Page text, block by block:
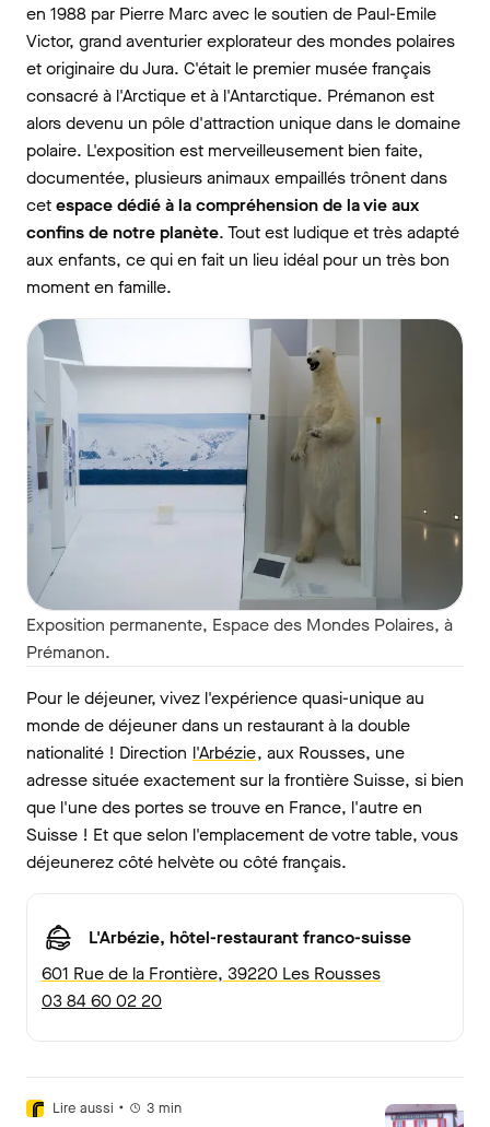
en 1988 par Pierre Marc avec le soutien de Paul-Emile
Victor, grand aventurier explorateur des mondes polaires
et originaire du Jura. C'était le premier musée français
consacré à l'Arctique et à l'Antarctique. Prémanon est
alors devenu un pôle d'attraction unique dans le domaine
polaire. L'exposition est merveilleusement bien faite,
documentée, plusieurs animaux empaillés trônent dans
cetespace dédié à la compréhension de la vie aux
confins de notre planète. Tout est ludique et très adapté
aux enfants, ce qui en fait un lieu idéal pour un très bon
moment en famille.
Exposition permanente, Espace des Mondes Polaires, à
Prémanon.
Pour le déjeuner, vivez l'expérience quasi-unique au
monde de déjeuner dans un restaurant à la double
nationalité ! Direction l'Arbézie, aux Rousses, une
adresse située exactement sur la frontière Suisse, si bien
que l'une des portes se trouve en France, l'autre en
Suisse ! Et que selon l'emplacement de votre table, vous
déjeunerez côté helvète ou côté français.
L'Arbézie, hôtel-restaurant franco-suisse
601 Rue de la Frontière, 39220 Les Rousses
03 84 60 02 20
Lire aussi • 3 min